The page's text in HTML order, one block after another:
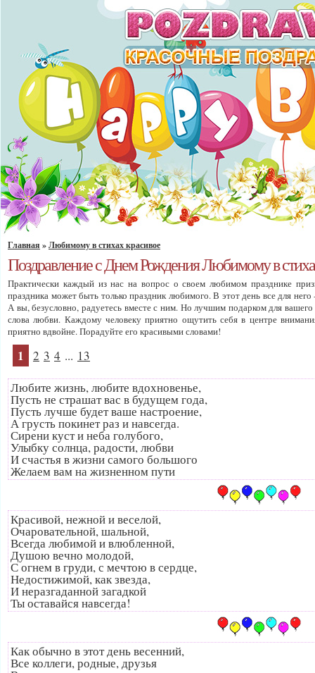
Главная »Любимому в стихах красивое
Поздравление с Днем Рождения Любимому в
Практически каждый из нас на вопрос о своем любимом празднике
праздника может быть только праздник любимого. В этот день все для
А вы, безусловно, радуетесь вместе с ним. Но лучшим подарком для
слова любви. Каждому человеку приятно ощутить себя в центре
приятно вдвойне. Порадуйте его красивыми словами!
1 2 3 4 ... 13
Любите жизнь, любите вдохновенье,
Пусть не страшат вас в будущем года,
Пусть лучше будет ваше настроение,
А грусть покинет раз и навсегда.
Сирени куст и неба голубого,
Улыбку солнца, радости, любви
И счастья в жизни самого большого
Желаем вам на жизненном пути
Красивой, нежной и веселой,
Очаровательной, шальной,
Всегда любимой и влюбленной,
Душою вечно молодой,
С огнем в груди, с мечтою в сердце,
Недостижимой, как звезда,
И неразгаданной загадкой
Ты оставайся навсегда!
Как обычно в этот день весенний,
Все коллеги, родные, друзья